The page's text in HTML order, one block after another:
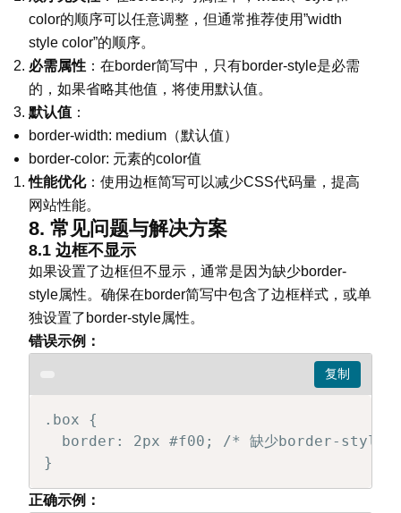
color的顺序可以任意调整，但通常推荐使用”width
style color”的顺序。
必需属性 ：在border简写中，只有border-style是必需
的，如果省略其他值，将使用默认值。
默认值 ：
border-width: medium（默认值）
border-color: 元素的color值
性能优化：使用边框简写可以减少CSS代码量，提高
网站性能。
8. 常见问题与解决方案
8.1 边框不显示
如果设置了边框但不显示，通常是因为缺少border-
style属性。确保在border简写中包含了边框样式，或单
独设置了border-style属性。
错误示例：
.box {
border: 2px #f00; /* 缺少border-style，
}
正确示例：